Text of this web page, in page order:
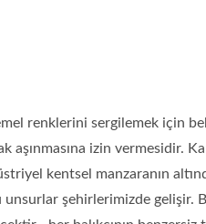
renklerini sergilemek için
aşınmasına izin vermesidir.
kentsel manzaranın
unsurlar şehirlerimizde gelişir.